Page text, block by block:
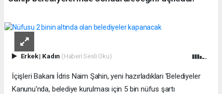
Erkek| Kadın (Haberi Sesli Oku)
İçişleri Bakanı İdris Naim Şahin, yeni hazırladıkları 'Belediyeler
Kanunu'nda, belediye kurulması için 5 bin nüfus şartı